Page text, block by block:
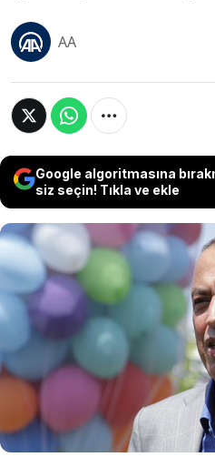
AA
Google algoritmasına
siz seçin! Tıkla ve ekle
Eski
İlgezdi
İlgezdi'nin
cezası